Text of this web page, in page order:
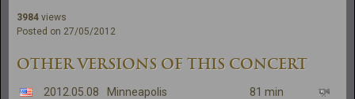
3984 views
Posted on 27/05/2012
OTHER VERSIONS OF THIS CONCERT
2012.05.08 Minneapolis 81 min